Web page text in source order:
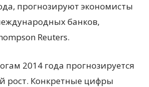
прогнозируют экономисты
банков,
Reuters.
2014 года прогнозируется
рост. Конкретные цифры